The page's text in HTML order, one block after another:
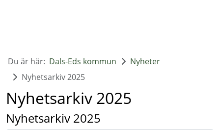
Du är här: Dals-Eds kommun
Nyheter
Nyhetsarkiv 2025
Nyhetsarkiv 2025
Nyhetsarkiv 2025